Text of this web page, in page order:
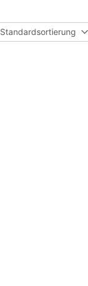
Standardsortierung